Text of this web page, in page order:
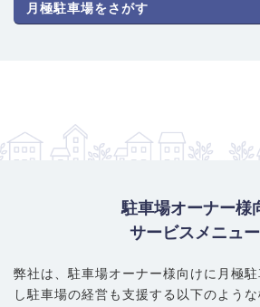
月極駐車場をさがす
駐車場オーナー様
サービスメニュ
弊社は、駐車場オーナー様向けに月極駐
し駐車場の経営も支援する以下のよう